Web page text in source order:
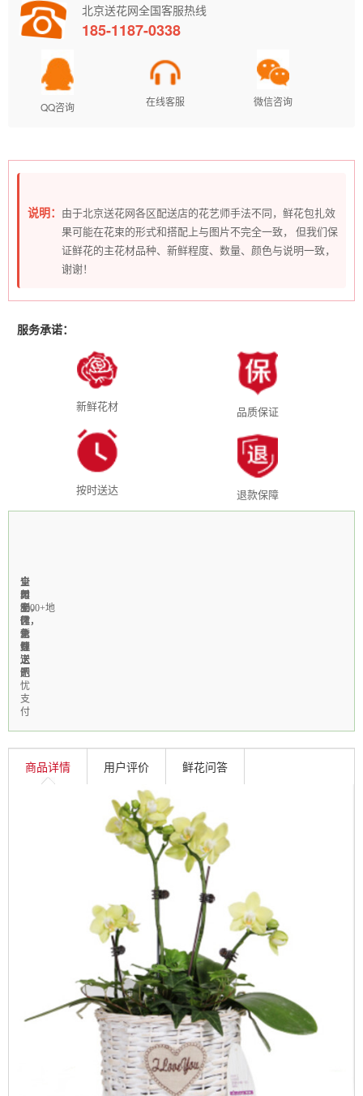
北京送花网全国客服热线
185-1187-0338
QQ咨询 在线客服 微信咨询
说明： 由于北京送花网各区配送店的花艺师手法不同，鲜花包扎效
果可能在花束的形式和搭配上与图片不完全一致， 但我们保
证鲜花的主花材品种、新鲜程度、数量、颜色与说明一致，
谢谢！
服务承诺：
新鲜花材 品质保证
按时送达 退款保障
全
国
3000+地
区
免
费
送
1-
3
小
时
急
速
送
达
当
天
制
作，
新
鲜
上
门
全
年
无
休，
个
性
定
制
支
付
宝，
微
信
线
上
无
忧
支
付
商品详情 用户评价 鲜花问答